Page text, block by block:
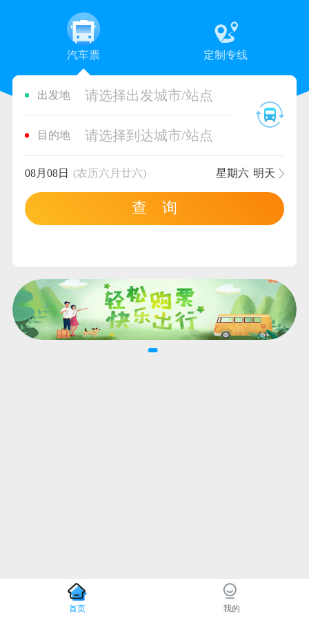
汽车票 定制专线
出发地 请选择出发城市/站点
目的地 请选择到达城市/站点
08月08日 (农历六月廿六) 星期六 明天
查 询
首页 我的